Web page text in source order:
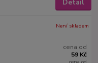
Detail
cena od
59 Kč
Není skladem